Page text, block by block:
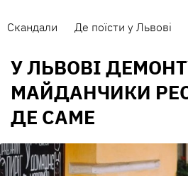
Скандали Де поїсти у Львові
У ЛЬВОВІ
МАЙДАНЧИКИ
ДЕ САМЕ